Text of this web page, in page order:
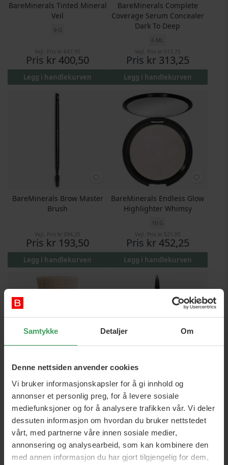
Samtykke Detaljer Om
Denne nettsiden anvender cookies
Vi bruker informasjonskapsler for å gi innhold og
annonser et personlig preg, for å levere sosiale
mediefunksjoner og for å analysere trafikken vår. Vi deler
dessuten informasjon om hvordan du bruker nettstedet
vårt, med partnerne våre innen sosiale medier,
annonsering og analysearbeid, som kan kombinere den
med annen informasjon du har gjort tilgjengelig for dem,
BareMinerals Tinted Mineral
Veil
9 G
Vejl. Pris kr 647,95
Pris kr 400,50
Legg i handlekurven
BareMinerals Complete
Coverage Serum Concealer
Dark To Deep
6 ML
Vejl. Pris kr 517,75
Pris kr 313,25
Legg i handlekurven
BareMinerals Brow Master
Brush
Vejl. Pris kr 394,25
Pris kr 193,50
Legg i handlekurven
BareMinerals Endless Glow
Highlighter Whimsy
10 G
Vejl. Pris kr 521,95
Pris kr 452,25
Legg i handlekurven
BareMinerals Beautiful
Finish Brush
Vejl. Pris kr 504,75
Pris kr 325,50
Legg i handlekurven
BareMinerals Brow Master
Sculpting Pencil Honey
0,2 G
Vejl. Pris kr 325,50
Pris kr 273,25
Legg i handlekurven